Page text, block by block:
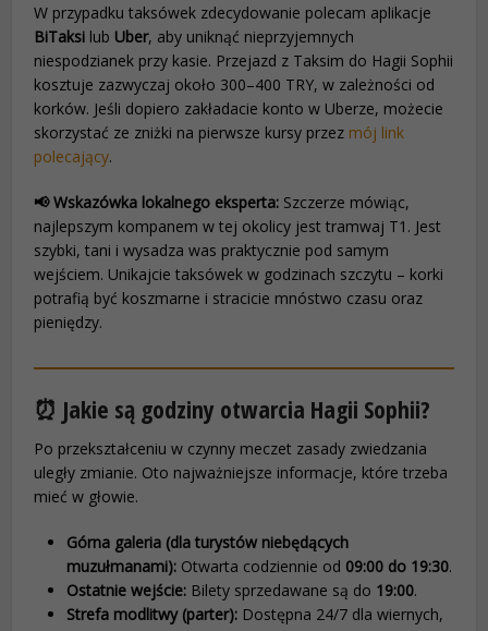
W przypadku taksówek zdecydowanie polecam aplikacje
BiTaksi lub Uber, aby uniknąć nieprzyjemnych
niespodzianek przy kasie. Przejazd z Taksim do Hagii Sophii
kosztuje zazwyczaj około 300–400 TRY, w zależności od
korków. Jeśli dopiero zakładacie konto w Uberze, możecie
skorzystać ze zniżki na pierwsze kursy przez mój link
polecający.
📢 Wskazówka lokalnego eksperta: Szczerze mówiąc,
najlepszym kompanem w tej okolicy jest tramwaj T1. Jest
szybki, tani i wysadza was praktycznie pod samym
wejściem. Unikajcie taksówek w godzinach szczytu – korki
potrafią być koszmarne i stracicie mnóstwo czasu oraz
pieniędzy.
⏰ Jakie są godziny otwarcia Hagii Sophii?
Po przekształceniu w czynny meczet zasady zwiedzania
uległy zmianie. Oto najważniejsze informacje, które trzeba
mieć w głowie.
Górna galeria (dla turystów niebędących
muzułmanami): Otwarta codziennie od 09:00 do 19:30.
Ostatnie wejście: Bilety sprzedawane są do 19:00.
Strefa modlitwy (parter): Dostępna 24/7 dla wiernych,